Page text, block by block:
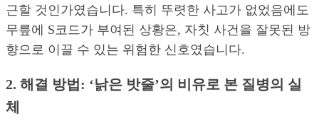
근할 것인가였습니다. 특히 뚜렷한 사고가 없었음에도
무릎에 S코드가 부여된 상황은, 자칫 사건을 잘못된 방
향으로 이끌 수 있는 위험한 신호였습니다.
2. 해결 방법: ‘낡은 밧줄’의 비유로 본 질병의 실
체